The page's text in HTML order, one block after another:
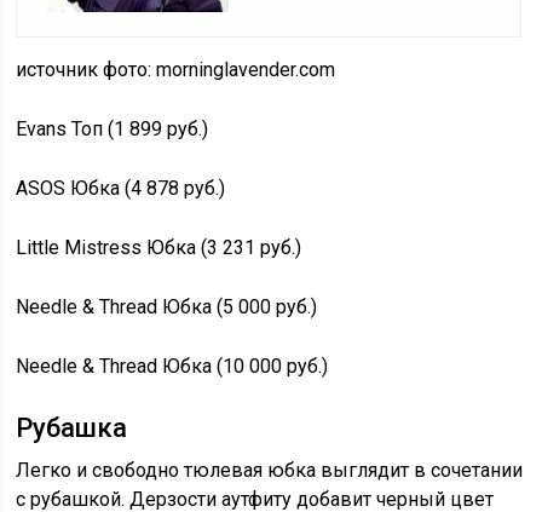
источник фото: morninglavender.com
Evans Топ (1 899 руб.)
ASOS Юбка (4 878 руб.)
Little Mistress Юбка (3 231 руб.)
Needle & Thread Юбка (5 000 руб.)
Needle & Thread Юбка (10 000 руб.)
Рубашка
Легко и свободно тюлевая юбка выглядит в сочетании
с рубашкой. Дерзости аутфиту добавит черный цвет